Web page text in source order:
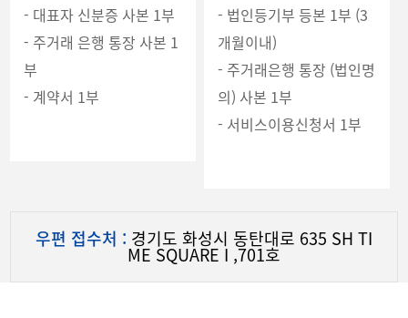
- 대표자 신분증 사본 1부
- 주거래 은행 통장 사본 1
부
- 계약서 1부
- 법인등기부 등본 1부 (3
개월이내)
- 주거래은행 통장 (법인명
의) 사본 1부
- 서비스이용신청서 1부
우편 접수처 : 경기도 화성시 동탄대로 635 SH TI
ME SQUARE I ,701호